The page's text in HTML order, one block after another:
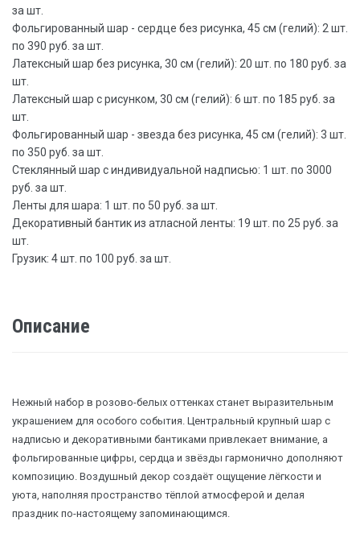
за шт.
Фольгированный шар - сердце без рисунка, 45 см (гелий): 2 шт.
по 390 руб. за шт.
Латексный шар без рисунка, 30 см (гелий): 20 шт. по 180 руб. за
шт.
Латексный шар с рисунком, 30 см (гелий): 6 шт. по 185 руб. за
шт.
Фольгированный шар - звезда без рисунка, 45 см (гелий): 3 шт.
по 350 руб. за шт.
Стеклянный шар с индивидуальной надписью: 1 шт. по 3000
руб. за шт.
Ленты для шара: 1 шт. по 50 руб. за шт.
Декоративный бантик из атласной ленты: 19 шт. по 25 руб. за
шт.
Грузик: 4 шт. по 100 руб. за шт.
Описание
Нежный набор в розово-белых оттенках станет выразительным
украшением для особого события. Центральный крупный шар с
надписью и декоративными бантиками привлекает внимание, а
фольгированные цифры, сердца и звёзды гармонично дополняют
композицию. Воздушный декор создаёт ощущение лёгкости и
уюта, наполняя пространство тёплой атмосферой и делая
праздник по-настоящему запоминающимся.